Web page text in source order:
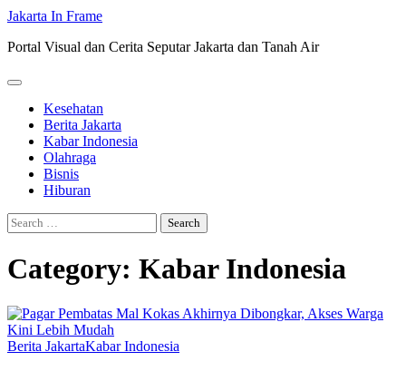
Jakarta In Frame
Portal Visual dan Cerita Seputar Jakarta dan Tanah Air
Kesehatan
Berita Jakarta
Kabar Indonesia
Olahraga
Bisnis
Hiburan
Search
for:
Category: Kabar Indonesia
Berita JakartaKabar Indonesia